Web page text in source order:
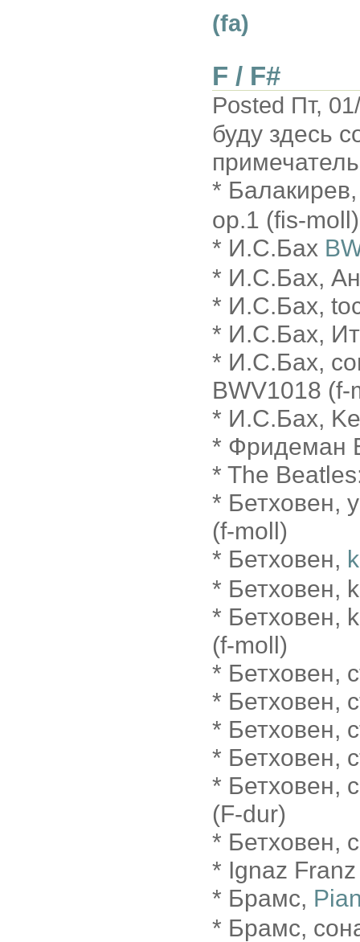
(fa)
F / F#
Posted Пт,
буду здесь
*
op.1 (fis-moll)
* И.С.Бах
* И.С.Бах,
* И.С.Бах,
* И.С.Бах,
* И.С.Бах,
BWV1018 (f-
* И.С.Бах,
* Фридеман
* The
* Бетховен,
(f-moll)
* Бетховен,
* Бетховен,
* Бетховен,
(f-moll)
* Бетховен,
* Бетховен,
* Бетховен,
* Бетховен,
* Бетховен,
(F-dur)
* Бетховен,
* Ignaz
* Брамс,
* Брамс,